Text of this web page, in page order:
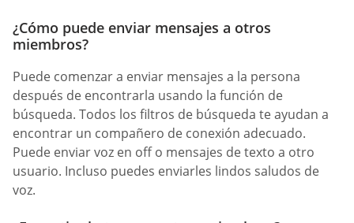
¿Cómo puede enviar mensajes a otros
miembros?
Puede comenzar a enviar mensajes a la persona
después de encontrarla usando la función de
búsqueda. Todos los filtros de búsqueda te ayudan a
encontrar un compañero de conexión adecuado.
Puede enviar voz en off o mensajes de texto a otro
usuario. Incluso puedes enviarles lindos saludos de
voz.